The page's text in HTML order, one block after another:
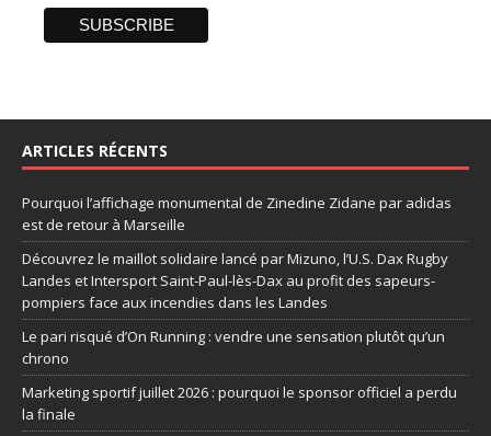
ARTICLES RÉCENTS
Pourquoi l’affichage monumental de Zinedine Zidane par adidas
est de retour à Marseille
Découvrez le maillot solidaire lancé par Mizuno, l’U.S. Dax Rugby
Landes et Intersport Saint-Paul-lès-Dax au profit des sapeurs-
pompiers face aux incendies dans les Landes
Le pari risqué d’On Running : vendre une sensation plutôt qu’un
chrono
Marketing sportif juillet 2026 : pourquoi le sponsor officiel a perdu
la finale